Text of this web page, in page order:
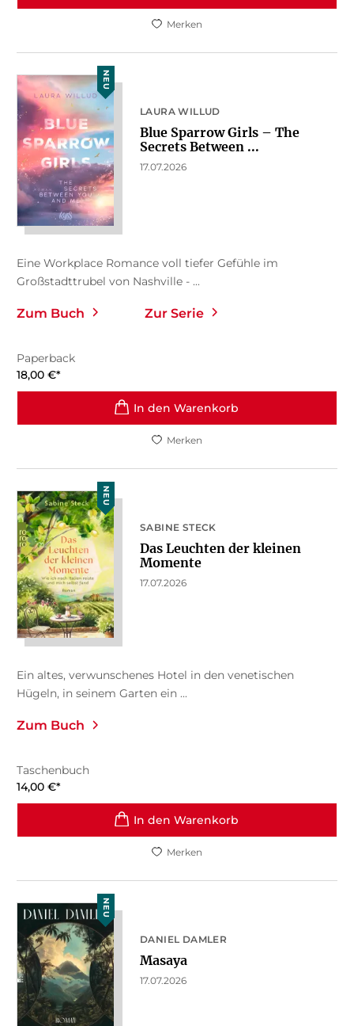
Merken
NEU
LAURA WILLUD
Blue Sparrow Girls – The
Secrets Between ...
17.07.2026
Eine Workplace Romance voll tiefer Gefühle im
Großstadttrubel von Nashville - ...
Zum Buch Zur Serie
Paperback
18,00 €*
In den Warenkorb
Merken
NEU
SABINE STECK
Das Leuchten der kleinen
Momente
17.07.2026
Ein altes, verwunschenes Hotel in den venetischen
Hügeln, in seinem Garten ein ...
Zum Buch
Taschenbuch
14,00 €*
In den Warenkorb
Merken
NEU
DANIEL DAMLER
Masaya
17.07.2026